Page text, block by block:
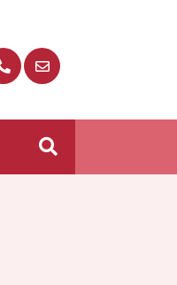
Buscar